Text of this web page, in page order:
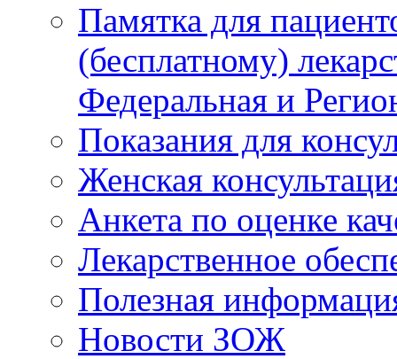
Памятка для
(бесплатному)
Федеральная и
Показания для
Женская
Анкета по оценке
Лекарственное
Полезная
Новости ЗОЖ